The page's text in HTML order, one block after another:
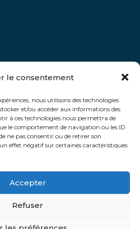
le consentement
nous utilisons des technologies
et/ou accéder aux informations des
à ces technologies nous permettra de
le comportement de navigation ou les ID
ne pas consentir ou de retirer son
effet négatif sur certaines caractéristiques
Accepter
Refuser
en ligne ouverte aux clubs de ping pong,
amateurs - Raquettes de ping pong, sacs,
tables de ping pong, colles, nettoyants,
@Proximité - Création de site internet à